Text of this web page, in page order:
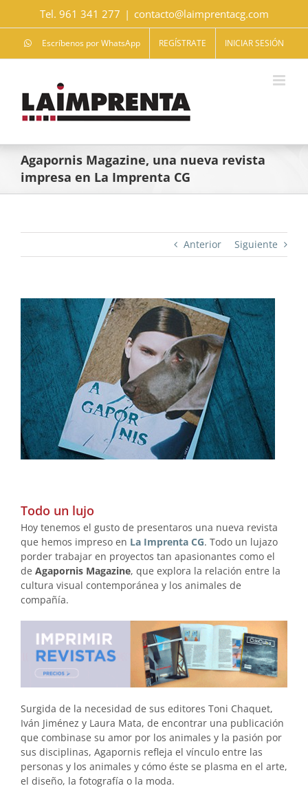
Tel. 961 341 277 | contacto@laimprentacg.com
Escríbenos por WhatsApp REGÍSTRATE INICIAR SESIÓN
Agapornis Magazine, una nueva revista
impresa en La Imprenta CG
Anterior Siguiente
Todo un lujo
Hoy tenemos el gusto de presentaros una nueva revista
que hemos impreso en La Imprenta CG. Todo un lujazo
porder trabajar en proyectos tan apasionantes como el
de Agapornis Magazine, que explora la relación entre la
cultura visual contemporánea y los animales de
compañía.
Surgida de la necesidad de sus editores Toni Chaquet,
Iván Jiménez y Laura Mata, de encontrar una publicación
que combinase su amor por los animales y la pasión por
sus disciplinas, Agapornis refleja el vínculo entre las
personas y los animales y cómo éste se plasma en el arte,
el diseño, la fotografía o la moda.